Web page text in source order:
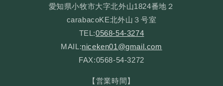
愛知県小牧市大字北外山1824番地２
carabacoKE北外山３号室
TEL:0568-54-3274
MAIL:niceken01@gmail.com
FAX:0568-54-3272
【営業時間】